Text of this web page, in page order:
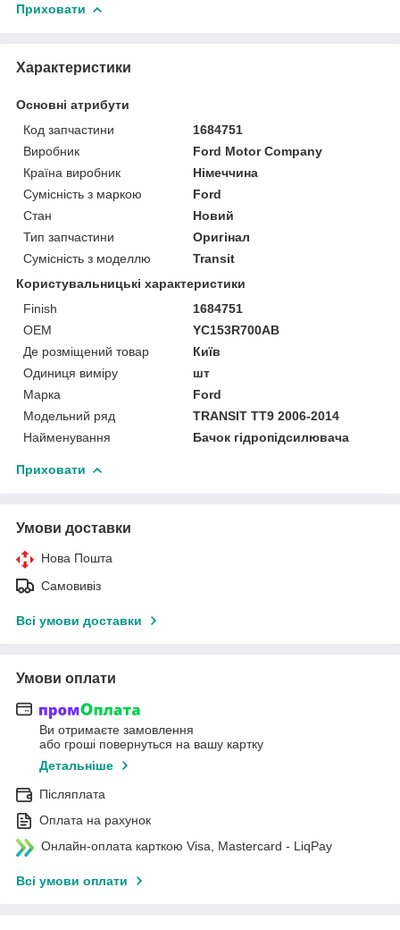
Приховати
Характеристики
Основні атрибути
Код запчастини
1684751
Виробник
Ford Motor Company
Країна виробник
Німеччина
Сумісність з маркою
Ford
Стан
Новий
Тип запчастини
Оригінал
Сумісність з моделлю
Transit
Користувальницькі характеристики
Finish
1684751
OEM
YC153R700AB
Де розміщений товар
Київ
Одиниця виміру
шт
Марка
Ford
Модельний ряд
TRANSIT TT9 2006-2014
Найменування
Бачок гідропідсилювача
Приховати
Умови доставки
Нова Пошта
Самовивіз
Всі умови доставки
Умови оплати
Ви отримаєте замовлення
або гроші повернуться на вашу картку
Детальніше
Післяплата
Оплата на рахунок
Онлайн-оплата карткою Visa, Mastercard - LiqPay
Всі умови оплати